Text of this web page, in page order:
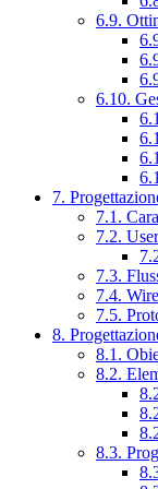
6.9.
6.10.
7.
7.1.
7.2.
7.3.
7.4.
7.5.
8.
8.1.
8.2.
8.3.